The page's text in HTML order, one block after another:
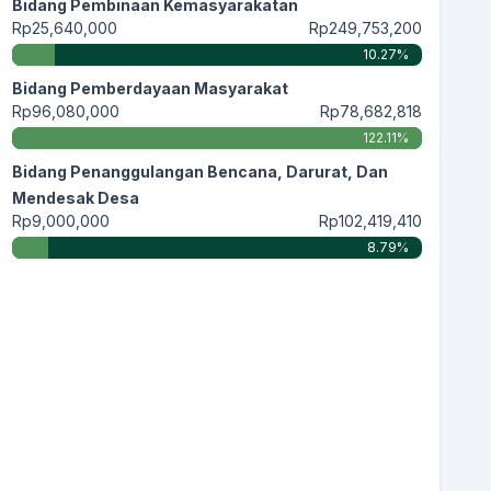
Bidang Pembinaan Kemasyarakatan
Rp25,640,000
Rp249,753,200
10.27%
Bidang Pemberdayaan Masyarakat
Rp96,080,000
Rp78,682,818
122.11%
Bidang Penanggulangan Bencana, Darurat, Dan
Mendesak Desa
Rp9,000,000
Rp102,419,410
8.79%